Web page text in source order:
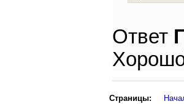
Ответ
Страницы: